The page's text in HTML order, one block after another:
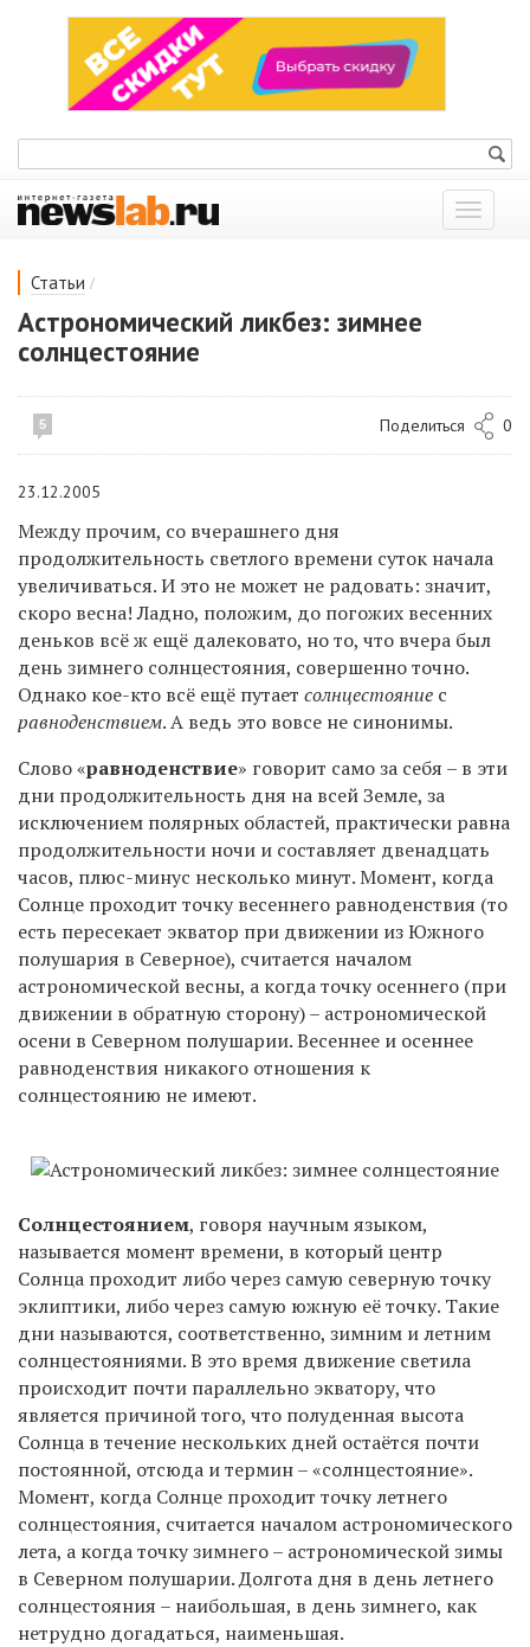
Показать
меню
Статьи /
Астрономический ликбез: зимнее
солнцестояние
5 Поделиться 0
23.12.2005
Между прочим, со вчерашнего дня
продолжительность светлого времени суток начала
увеличиваться. И это не может не радовать: значит,
скоро весна! Ладно, положим, до погожих весенних
деньков всё ж ещё далековато, но то, что вчера был
день зимнего солнцестояния, совершенно точно.
Однако кое-кто всё ещё путает солнцестояние с
равноденствием. А ведь это вовсе не синонимы.
Слово «равноденствие» говорит само за себя – в эти
дни продолжительность дня на всей Земле, за
исключением полярных областей, практически равна
продолжительности ночи и составляет двенадцать
часов, плюс-минус несколько минут. Момент, когда
Солнце проходит точку весеннего равноденствия (то
есть пересекает экватор при движении из Южного
полушария в Северное), считается началом
астрономической весны, а когда точку осеннего (при
движении в обратную сторону) – астрономической
осени в Северном полушарии. Весеннее и осеннее
равноденствия никакого отношения к
солнцестоянию не имеют.
Солнцестоянием, говоря научным языком,
называется момент времени, в который центр
Солнца проходит либо через самую северную точку
эклиптики, либо через самую южную её точку. Такие
дни называются, соответственно, зимним и летним
солнцестояниями. В это время движение светила
происходит почти параллельно экватору, что
является причиной того, что полуденная высота
Солнца в течение нескольких дней остаётся почти
постоянной, отсюда и термин – «солнцестояние».
Момент, когда Солнце проходит точку летнего
солнцестояния, считается началом астрономического
лета, а когда точку зимнего – астрономической зимы
в Северном полушарии. Долгота дня в день летнего
солнцестояния – наибольшая, в день зимнего, как
нетрудно догадаться, наименьшая.